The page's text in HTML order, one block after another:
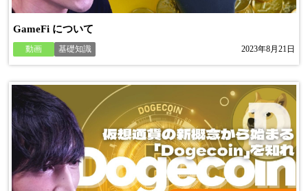
GameFi について
動画 基礎知識 2023年8月21日